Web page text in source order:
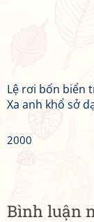
Bình luận
Lệ rơi bốn biển
Xa anh khổ sở
2000